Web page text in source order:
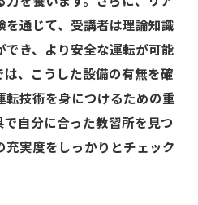
を通じて、受講者は理論知識
でき、より安全な運転が可能
は、こうした設備の有無を確
転技術を身につけるための重
自分に合った教習所を見つ
充実度をしっかりとチェック